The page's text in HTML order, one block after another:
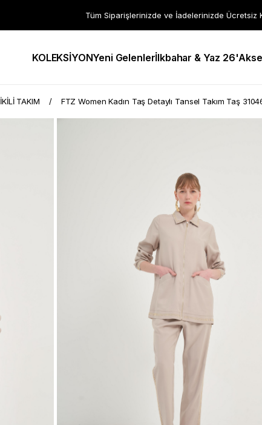
Tüm Siparişlerinizde ve İadelerinizde Ücretsiz
KOLEKSİYONYeni Gelenlerİlkbahar & Yaz 26'
İKİLİ TAKIM FTZ Women Kadın Taş Detaylı Tansel Takım Taş